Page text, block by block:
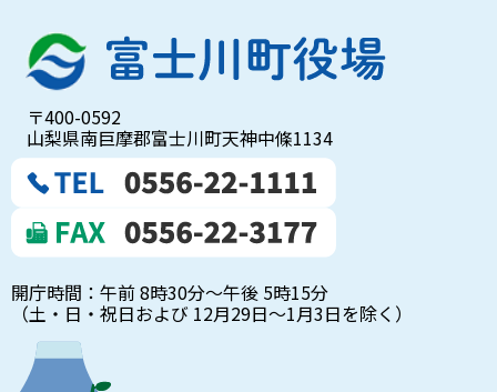
〒400-0592
山梨県南巨摩郡富士川町天神中條1134
開庁時間：午前 8時30分～午後 5時15分
（土・日・祝日および 12月29日～1月3日を除く）